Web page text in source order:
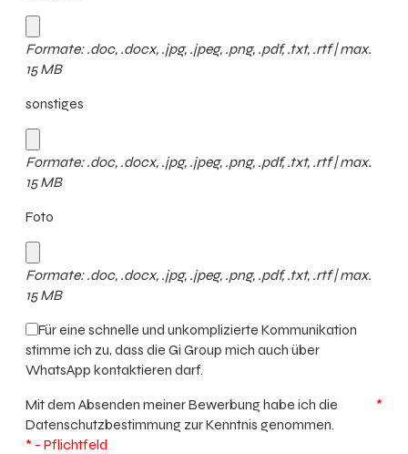
Formate: .doc, .docx, .jpg, .jpeg, .png, .pdf, .txt, .rtf | max.
15 MB
sonstiges
Formate: .doc, .docx, .jpg, .jpeg, .png, .pdf, .txt, .rtf | max.
15 MB
Foto
Formate: .doc, .docx, .jpg, .jpeg, .png, .pdf, .txt, .rtf | max.
15 MB
Für eine schnelle und unkomplizierte Kommunikation
stimme ich zu, dass die Gi Group mich auch über
WhatsApp kontaktieren darf.
*
Mit dem Absenden meiner Bewerbung habe ich die
Datenschutzbestimmung zur Kenntnis genommen.
* - Pflichtfeld